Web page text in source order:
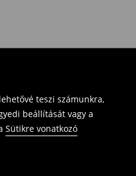
teszi számunkra,
beállítását vagy a
Sütikre vonatkozó